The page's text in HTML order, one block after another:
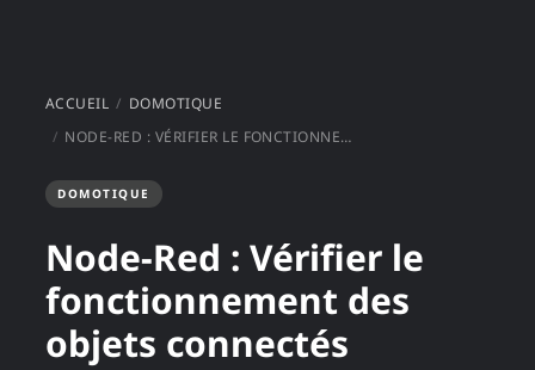
ACCUEIL
DOMOTIQUE
NODE-RED : VÉRIFIER LE FONCTIONNEMENT DES OBJETS CONNECTÉS
DOMOTIQUE
Node-Red : Vérifier le
fonctionnement des
objets connectés